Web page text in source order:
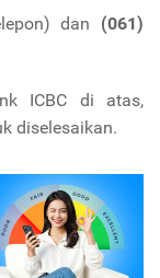
dan (061)
ICBC di atas,
diselesaikan.